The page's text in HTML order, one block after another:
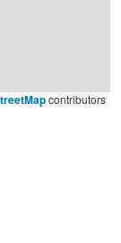
contributors